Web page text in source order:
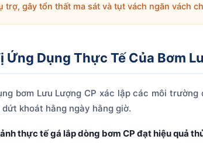
trợ, gây tổn thất ma sát và tụt vách ngăn vách
Ứng Dụng Thực Tế Của Bơm
bơm Lưu Lượng CP xác lập các môi
khoát hằng ngày hằng giờ.
thực tế gá lắp dòng bơm CP đạt hiệu quả